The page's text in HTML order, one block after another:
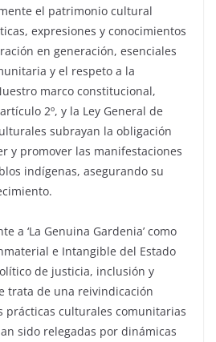
el patrimonio cultural
expresiones y conocimientos
en generación, esenciales
y el respeto a la
marco constitucional,
2º, y la Ley General de
subrayan la obligación
y promover las manifestaciones
indígenas, asegurando su
a ‘La Genuina Gardenia’ como
e Intangible del Estado
de justicia, inclusión y
trata de una reivindicación
prácticas culturales comunitarias
sido relegadas por dinámicas